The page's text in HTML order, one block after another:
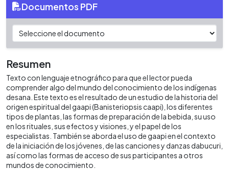
Documentos PDF
Resumen
Texto con lenguaje etnográfico para que el lector pueda
comprender algo del mundo del conocimiento de los indígenas
desana. Este texto es el resultado de un estudio de la historia del
origen espiritual del gaapi (Banisteriopsis caapi), los diferentes
tipos de plantas, las formas de preparación de la bebida, su uso
en los rituales, sus efectos y visiones, y el papel de los
especialistas. También se aborda el uso de gaapi en el contexto
de la iniciación de los jóvenes, de las canciones y danzas dabucuri,
así como las formas de acceso de sus participantes a otros
mundos de conocimiento.